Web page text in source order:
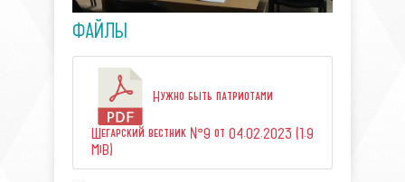
ФАЙЛЫ
Нужно быть патриотами
Шегарский вестник №9 от 04.02.2023 (1.9
MiB)